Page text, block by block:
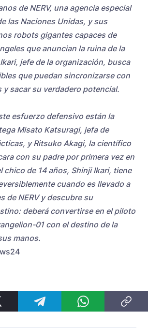
de NERV, una agencia especial
las Naciones Unidas, y sus
robots gigantes capaces de
que anuncian la ruina de la
jefe de la organización, busca
que puedan sincronizarse con
y sacar su verdadero potencial.
esfuerzo defensivo están la
Misato Katsuragi, jefa de
y Ritsuko Akagi, la científico
con su padre por primera vez en
chico de 14 años, Shinji Ikari, tiene
cuando es llevado a
de NERV y descubre su
deberá convertirse en el piloto
01 con el destino de la
manos.